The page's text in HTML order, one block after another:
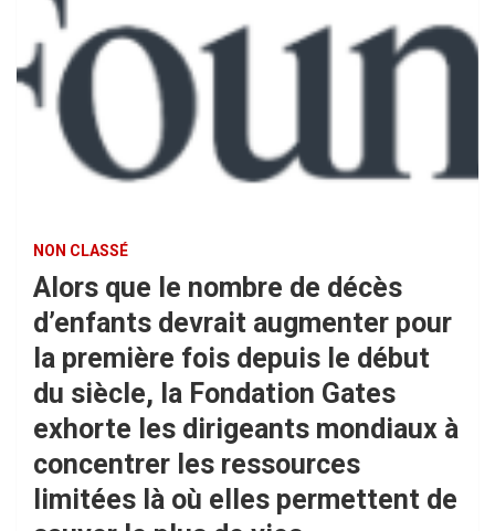
NON CLASSÉ
Alors que le nombre de décès
d’enfants devrait augmenter pour
la première fois depuis le début
du siècle, la Fondation Gates
exhorte les dirigeants mondiaux à
concentrer les ressources
limitées là où elles permettent de